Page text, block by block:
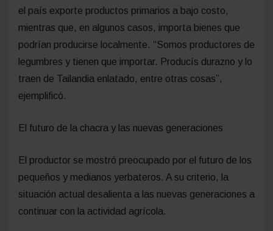
el país exporte productos primarios a bajo costo,
mientras que, en algunos casos, importa bienes que
podrían producirse localmente. “Somos productores de
legumbres y tienen que importar. Producís durazno y lo
traen de Tailandia enlatado, entre otras cosas”,
ejemplificó.
El futuro de la chacra y las nuevas generaciones
El productor se mostró preocupado por el futuro de los
pequeños y medianos yerbateros. A su criterio, la
situación actual desalienta a las nuevas generaciones a
continuar con la actividad agrícola.